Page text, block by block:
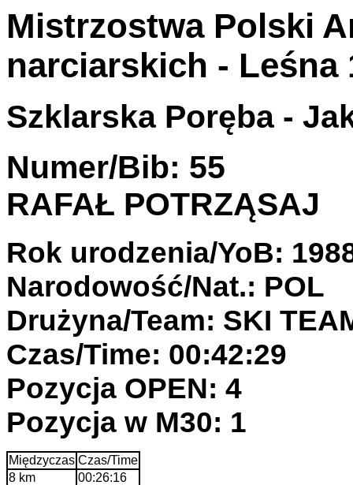
Mistrzostwa Polski
narciarskich - Leśna
Szklarska Poręba -
Numer/Bib: 55
RAFAŁ POTRZĄSAJ
Rok urodzenia/YoB:
Narodowość/Nat.: POL
Drużyna/Team: SKI
Czas/Time: 00:42:29
Pozycja OPEN: 4
Pozycja w M30: 1
Międzyczas Czas/Time
8 km
00:26:16